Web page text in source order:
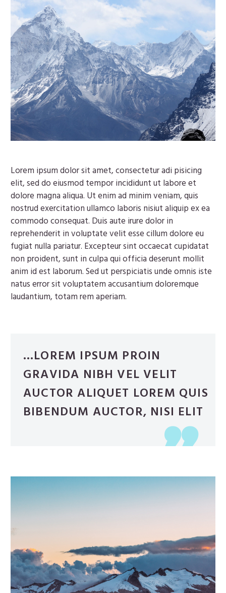
Lorem ipsum dolor sit amet, consectetur adi pisicing
elit, sed do eiusmod tempor incididunt ut labore et
dolore magna aliqua. Ut enim ad minim veniam, quis
nostrud exercitation ullamco laboris nisiut aliquip ex ea
commodo consequat. Duis aute irure dolor in
reprehenderit in voluptate velit esse cillum dolore eu
fugiat nulla pariatur. Excepteur sint occaecat cupidatat
non proident, sunt in culpa qui officia deserunt mollit
anim id est laborum. Sed ut perspiciatis unde omnis iste
natus error sit voluptatem accusantium doloremque
laudantium, totam rem aperiam.
…LOREM IPSUM PROIN
GRAVIDA NIBH VEL VELIT
AUCTOR ALIQUET LOREM QUIS
BIBENDUM AUCTOR, NISI ELIT